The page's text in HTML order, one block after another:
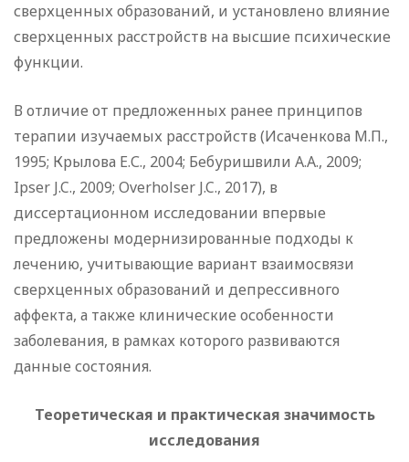
сверхценных образований, и установлено влияние
сверхценных расстройств на высшие психические
функции.
В отличие от предложенных ранее принципов
терапии изучаемых расстройств (Исаченкова М.П.,
1995; Крылова Е.С., 2004; Бебуришвили А.А., 2009;
Ipser J.C., 2009; Overholser J.C., 2017), в
диссертационном исследовании впервые
предложены модернизированные подходы к
лечению, учитывающие вариант взаимосвязи
сверхценных образований и депрессивного
аффекта, а также клинические особенности
заболевания, в рамках которого развиваются
данные состояния.
Теоретическая и практическая значимость
исследования